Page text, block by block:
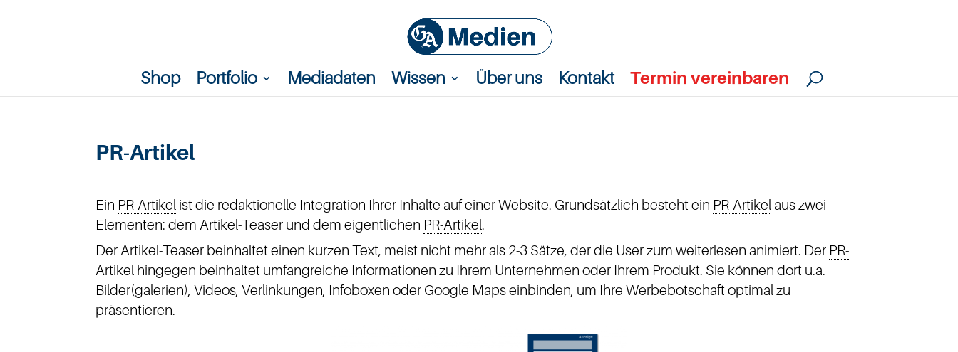
Shop Portfolio Mediadaten Wissen Über uns Kontakt Termin vereinbaren
PR-Artikel
Ein PR-Artikel ist die redaktionelle Integration Ihrer Inhalte auf einer Website. Grundsätzlich besteht ein PR-Artikel aus zwei
Elementen: dem Artikel-Teaser und dem eigentlichen PR-Artikel.
Der Artikel-Teaser beinhaltet einen kurzen Text, meist nicht mehr als 2-3 Sätze, der die User zum weiterlesen animiert. Der PR-
Artikel hingegen beinhaltet umfangreiche Informationen zu Ihrem Unternehmen oder Ihrem Produkt. Sie können dort u.a.
Bilder(galerien), Videos, Verlinkungen, Infoboxen oder Google Maps einbinden, um Ihre Werbebotschaft optimal zu
präsentieren.